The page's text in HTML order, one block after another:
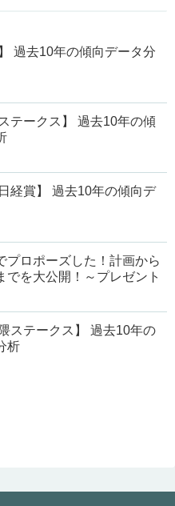
過去10年の傾向データ分
テークス】 過去10年の傾
経賞】 過去10年の傾向デ
プロポーズした！計画から
でを大公開！～プレゼント
ステークス】 過去10年の
析